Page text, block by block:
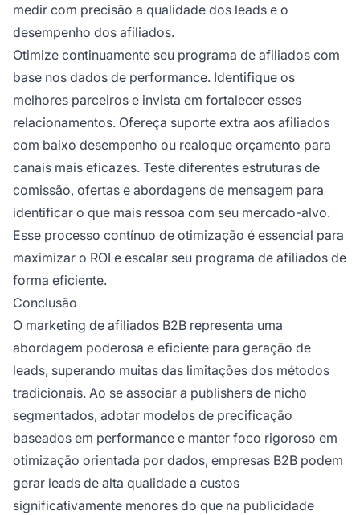
medir com precisão a qualidade dos leads e o
desempenho dos afiliados.
Otimize continuamente seu programa de afiliados com
base nos dados de performance. Identifique os
melhores parceiros e invista em fortalecer esses
relacionamentos. Ofereça suporte extra aos afiliados
com baixo desempenho ou realoque orçamento para
canais mais eficazes. Teste diferentes estruturas de
comissão, ofertas e abordagens de mensagem para
identificar o que mais ressoa com seu mercado-alvo.
Esse processo contínuo de otimização é essencial para
maximizar o ROI e escalar seu programa de afiliados de
forma eficiente.
Conclusão
O marketing de afiliados B2B representa uma
abordagem poderosa e eficiente para geração de
leads, superando muitas das limitações dos métodos
tradicionais. Ao se associar a publishers de nicho
segmentados, adotar modelos de precificação
baseados em performance e manter foco rigoroso em
otimização orientada por dados, empresas B2B podem
gerar leads de alta qualidade a custos
significativamente menores do que na publicidade